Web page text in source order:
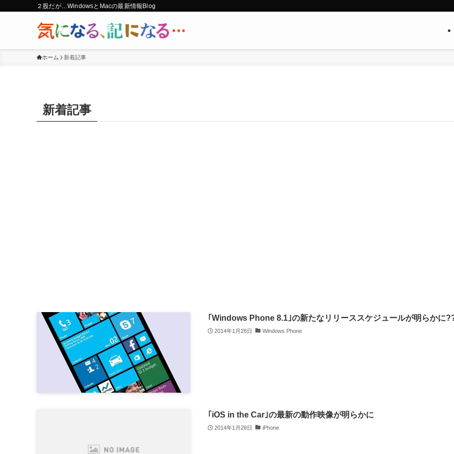
２股だが…WindowsとMacの最新情報Blog
ホーム 新着記事
新着記事
｢Windows Phone 8.1｣の新たなリリーススケジュールが明らかに
2014年1月28日 Windows Phone
｢iOS in the Car｣の最新の動作映像が明らかに
2014年1月28日 iPhone